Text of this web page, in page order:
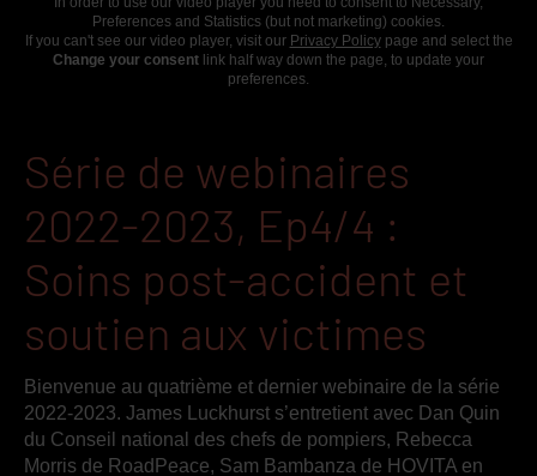
Preferences and Statistics (but not marketing) cookies.
If you can't see our video player, visit our Privacy Policypage and select the
Change your consent link half way down the page, to update your
preferences.
Série de webinaires
2022-2023, Ep4/4 :
Soins post-accident et
soutien aux victimes
Bienvenue au quatrième et dernier webinaire de la série
2022-2023. James Luckhurst s’entretient avec Dan Quin
du Conseil national des chefs de pompiers, Rebecca
Morris de RoadPeace, Sam Bambanza de HOVITA en